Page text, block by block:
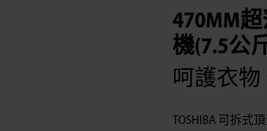
470MM
機(7.5公
呵護衣物
TOSHIBA 可拆